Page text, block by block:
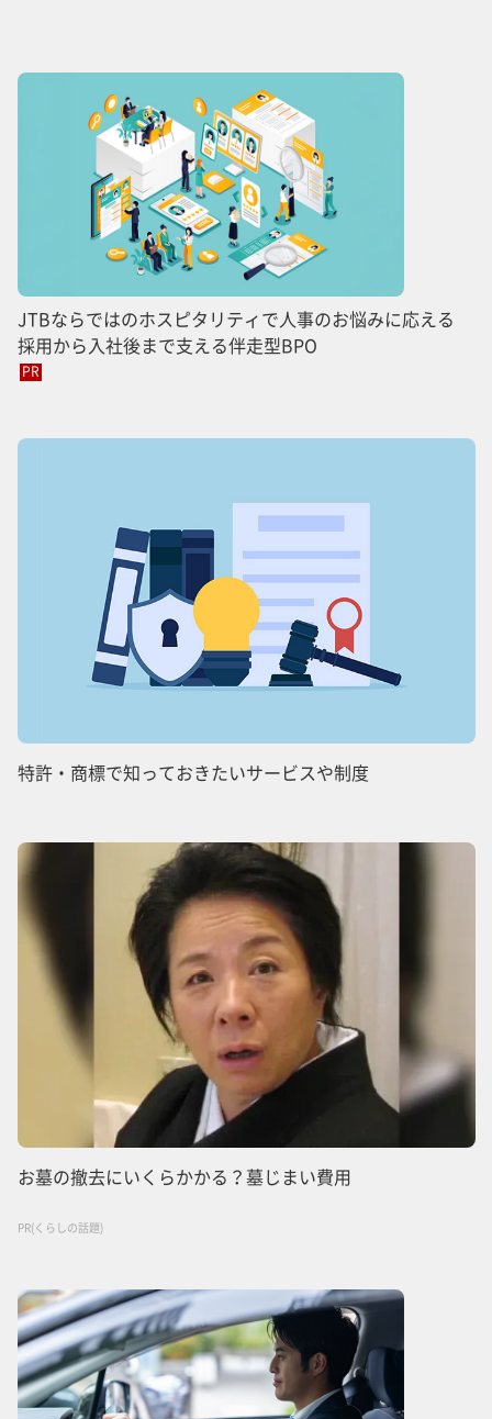
JTBならではのホスピタリティで人事のお悩みに応える
採用から入社後まで支える伴走型BPO
PR
特許・商標で知っておきたいサービスや制度
お墓の撤去にいくらかかる？墓じまい費用
PR(くらしの話題)